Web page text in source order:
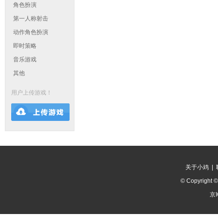
角色扮演
第一人称射击
动作角色扮演
即时策略
音乐游戏
其他
用户上传游戏！
关于小鸡 |
© Copyright
京